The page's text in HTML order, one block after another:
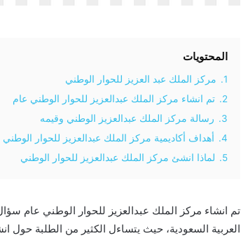
المحتويات
1.
مركز الملك عبد العزيز للحوار الوطني
2.
تم انشاء مركز الملك عبدالعزيز للحوار الوطني عام
3.
رسالة مركز الملك عبدالعزيز الوطني وقيمه
4.
أهداف أكاديمية مركز الملك عبدالعزيز للحوار الوطني
5.
لماذا انشئ مركز الملك عبدالعزيز للحوار الوطني
تم انشاء مركز الملك عبدالعزيز للحوار الوطني عام
العربية السعودية، حيث يتساءل الكثير من الطلبة حول